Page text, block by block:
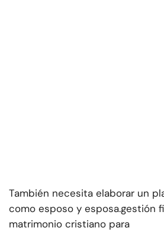
También necesita elaborar un
como esposo y esposa.gestión
matrimonio cristiano para